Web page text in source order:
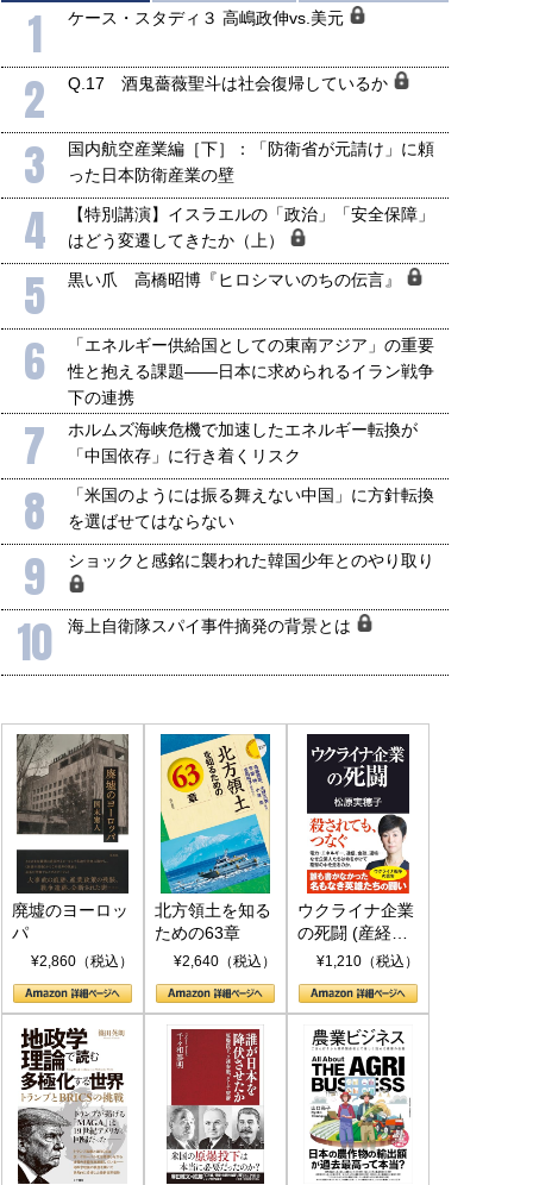
1 ケース・スタディ３ 高嶋政伸vs.美元
2 Q.17 酒鬼薔薇聖斗は社会復帰しているか
3
国内航空産業編［下］：「防衛省が元請け」に頼
った日本防衛産業の壁
4
【特別講演】イスラエルの「政治」「安全保障」
はどう変遷してきたか（上）
5 黒い爪 高橋昭博『ヒロシマいのちの伝言』
6
「エネルギー供給国としての東南アジア」の重要
性と抱える課題――日本に求められるイラン戦争
下の連携
7
ホルムズ海峡危機で加速したエネルギー転換が
「中国依存」に行き着くリスク
8
「米国のようには振る舞えない中国」に方針転換
を選ばせてはならない
9 ショックと感銘に襲われた韓国少年とのやり取り
10 海上自衛隊スパイ事件摘発の背景とは
廃墟のヨーロッ
パ
¥2,860（税込）
北方領土を知る
ための63章
¥2,640（税込）
ウクライナ企業
の死闘 (産経セ
レクト S 039)
¥1,210（税込）